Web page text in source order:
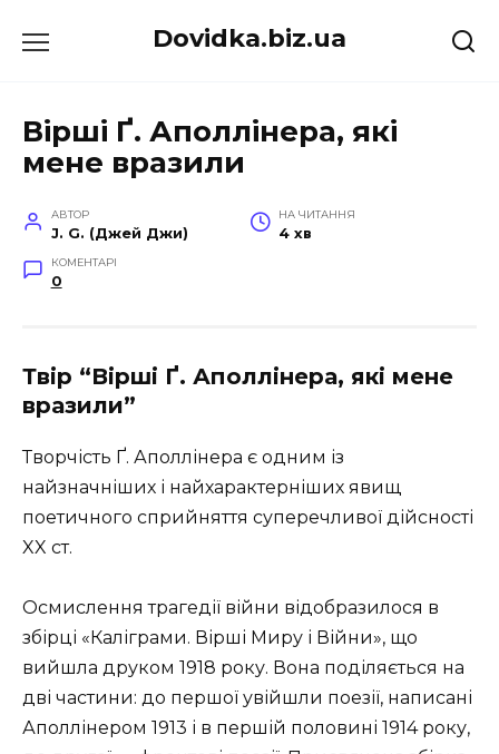
до
Dovidka.biz.ua
Вірші Ґ. Аполлінера, які
мене вразили
АВТОР
J. G. (Джей Джи)
НА ЧИТАННЯ
4 хв
КОМЕНТАРІ
0
Твір “Вірші Ґ. Аполлінера, які мене
вразили”
Творчість Ґ. Аполлінера є одним із
найзначніших і найхарактерніших явищ
поетичного сприйняття суперечливої дійсності
XX ст.
Осмислення трагедії війни відобразилося в
збірці «Каліграми. Вірші Миру і Війни», що
вийшла друком 1918 року. Вона поділяється на
дві частини: до першої увійшли поезії, написані
Аполлінером 1913 і в першій половині 1914 року,